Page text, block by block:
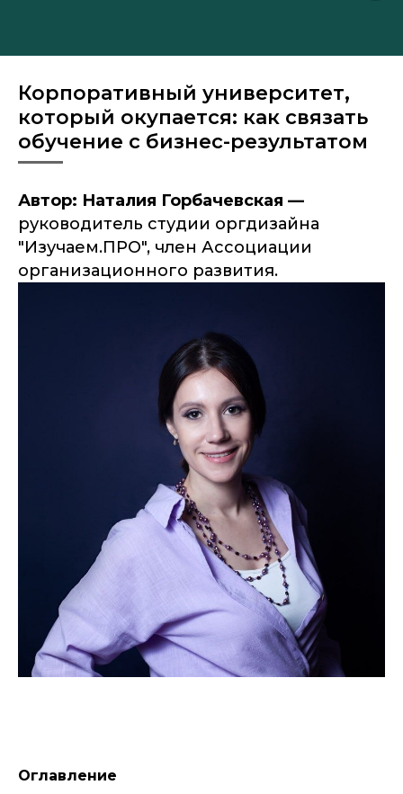
Корпоративный университет,
который окупается: как связать
обучение с бизнес-результатом
Автор: Наталия Горбачевская —
руководитель студии оргдизайна
"Изучаем.ПРО", член Ассоциации
организационного развития.
Оглавление